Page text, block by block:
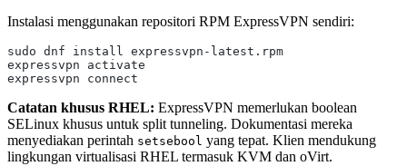
Instalasi menggunakan repositori RPM ExpressVPN sendiri:
sudo dnf install expressvpn-latest.rpm
expressvpn activate
expressvpn connect
Catatan khusus RHEL: ExpressVPN memerlukan boolean
SELinux khusus untuk split tunneling. Dokumentasi mereka
menyediakan perintah setsebool yang tepat. Klien mendukung
lingkungan virtualisasi RHEL termasuk KVM dan oVirt.